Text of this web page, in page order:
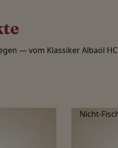
— vom Klassiker Albaöl HC